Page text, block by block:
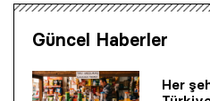
Güncel Haberler
Her